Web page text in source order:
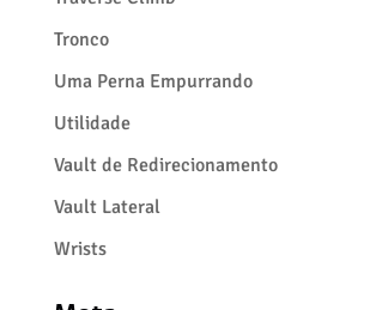
Tronco
Uma Perna Empurrando
Utilidade
Vault de Redirecionamento
Vault Lateral
Wrists